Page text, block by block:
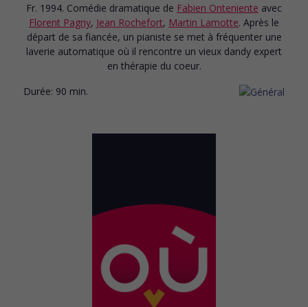
Fr. 1994. Comédie dramatique de Fabien Onteniente avec
Florent Pagny, Jean Rochefort, Martin Lamotte. Après le
départ de sa fiancée, un pianiste se met à fréquenter une
laverie automatique où il rencontre un vieux dandy expert
en thérapie du coeur.
Durée: 90 min.